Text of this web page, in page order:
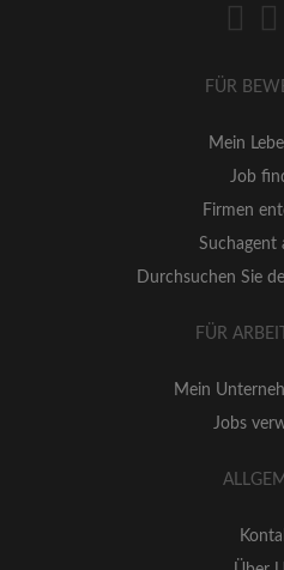
FÜR
Mein
Job
Firmen
Suchagent
Durchsuchen Sie
FÜR
Mein
Jobs